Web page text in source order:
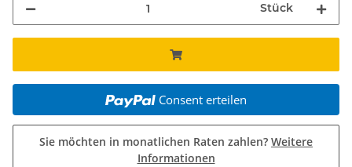
Stück
Consent erteilen
Sie möchten in monatlichen Raten zahlen? Weitere
Informationen